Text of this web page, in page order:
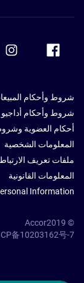
شروط وأحكام
شروط وأحكام أداجيو
أحكام العضوية
المعلومات الشخصية
ملفات تعريف الارتباط
المعلومات القانونية
Information
© Accor2019
备10203162号-7